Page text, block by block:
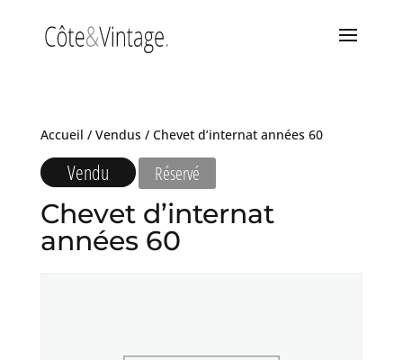
Accueil / Vendus/ Chevet d’internat années 60
Vendu Réservé
Chevet d’internat
années 60